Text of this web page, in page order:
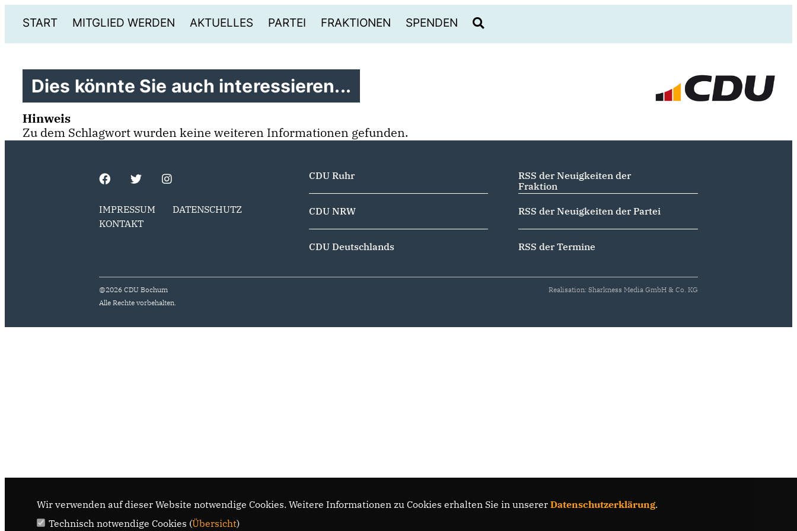
START MITGLIED WERDEN AKTUELLES PARTEI FRAKTIONEN SPENDEN
Dies könnte Sie auch interessieren...
Hinweis
Zu dem Schlagwort wurden keine weiteren Informationen gefunden.
IMPRESSUM
DATENSCHUTZ
KONTAKT
CDU Ruhr
CDU NRW
CDU Deutschlands
RSS der Neuigkeiten der
Fraktion
RSS der Neuigkeiten der Partei
RSS der Termine
@2026 CDU Bochum
Alle Rechte vorbehalten.
Realisation: Sharkness Media GmbH & Co. KG
Wir verwenden auf dieser Website notwendige Cookies. Weitere Informationen zu Cookies erhalten Sie in unserer Datenschutzerklärung.
Technisch notwendige Cookies (Übersicht)